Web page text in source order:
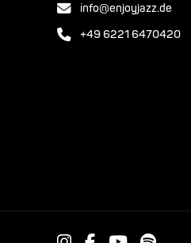
info@enjoyjazz.de
+49 6221 6470420